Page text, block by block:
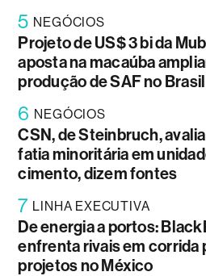
5 NEGÓCIOS
Projeto de US$ 3 bi da
aposta na macaúba
produção de SAF no Brasil
6 NEGÓCIOS
CSN, de Steinbruch,
fatia minoritária em
cimento, dizem fontes
7 LINHA EXECUTIVA
De energia a portos:
enfrenta rivais em corrida
projetos no México